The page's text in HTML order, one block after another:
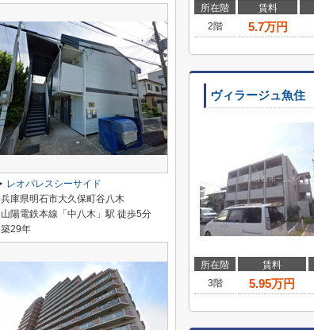
所在階 賃料
2階
5.7万円
ヴィラージュ魚住
所在階 賃料
3階
5.95万円
レオパレスシーサイド
兵庫県明石市大久保町谷八木
山陽電鉄本線「中八木」駅 徒歩5分
築29年